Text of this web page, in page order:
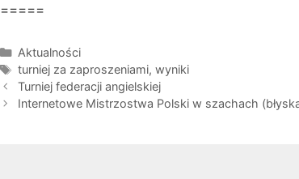
=====
Kategorie
Aktualności
Tagi
turniej za zaproszeniami, wyniki
Turniej federacji angielskiej
Internetowe Mistrzostwa Polski w szachach